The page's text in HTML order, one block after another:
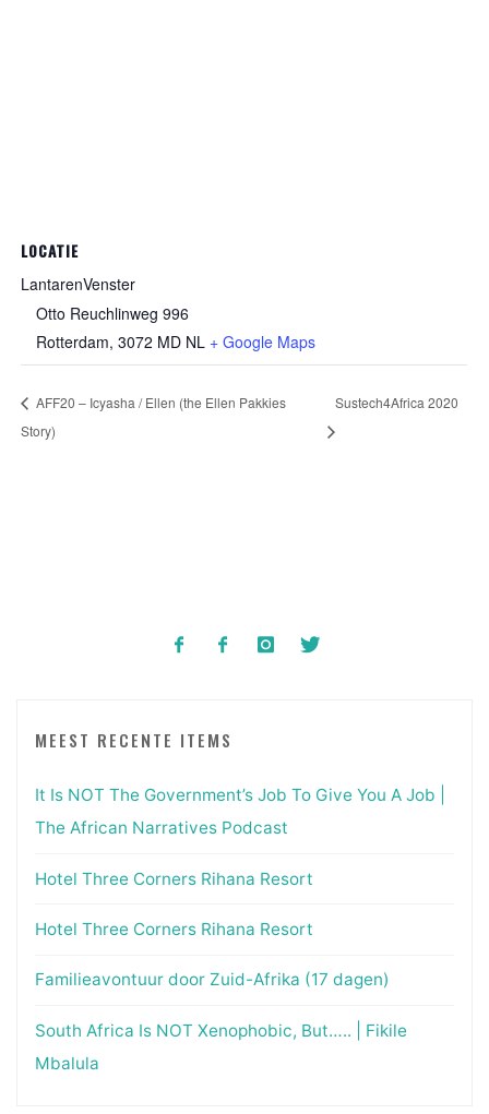
LOCATIE
LantarenVenster
Otto Reuchlinweg 996
Rotterdam, 3072 MD NL + Google Maps
AFF20 – Icyasha / Ellen (the Ellen Pakkies
Story)
Sustech4Africa 2020
MEEST RECENTE ITEMS
It Is NOT The Government’s Job To Give You A Job |
The African Narratives Podcast
Hotel Three Corners Rihana Resort
Hotel Three Corners Rihana Resort
Familieavontuur door Zuid-Afrika (17 dagen)
South Africa Is NOT Xenophobic, But….. | Fikile
Mbalula